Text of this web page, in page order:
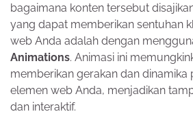
bagaimana konten tersebut
yang dapat memberikan sentuhan
web Anda adalah dengan
Animations. Animasi ini
memberikan gerakan dan dinamika
elemen web Anda, menjadikan
dan interaktif.